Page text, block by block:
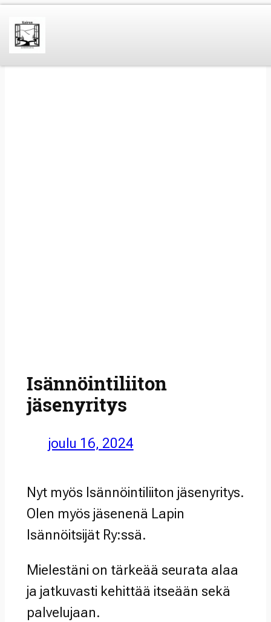
sisältöön
Isännöintiliiton
jäsenyritys
joulu 16, 2024
Nyt myös Isännöintiliiton jäsenyritys.
Olen myös jäsenenä Lapin
Isännöitsijät Ry:ssä.
Mielestäni on tärkeää seurata alaa
ja jatkuvasti kehittää itseään sekä
palvelujaan.